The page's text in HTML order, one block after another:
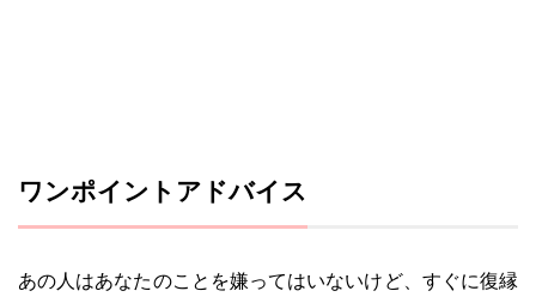
ワンポイントアドバイス
あの人はあなたのことを嫌ってはいないけど、すぐに復縁